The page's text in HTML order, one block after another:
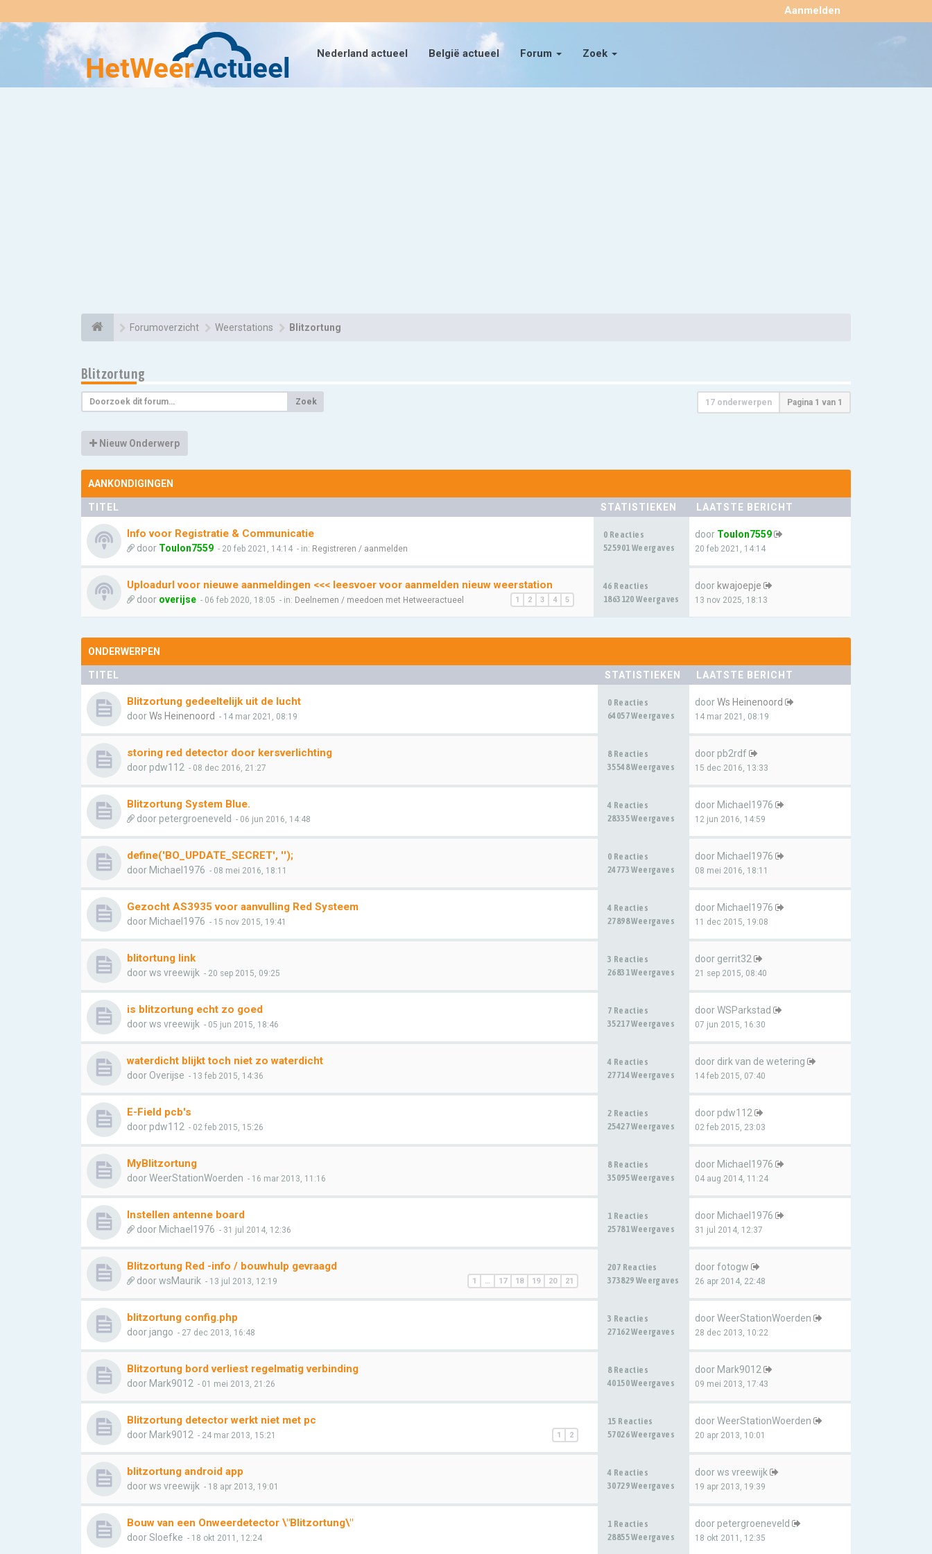
Nederland actueel België actueel Forum Zoek
Aanmelden ×
Forumoverzicht Weerstations Blitzortung
Blitzortung
Zoek 17 onderwerpen Pagina 1 van 1
Nieuw Onderwerp
AANKONDIGINGEN
TITEL STATISTIEKEN LAATSTE BERICHT
Info voor Registratie & Communicatie
door Toulon7559 - 20 feb 2021, 14:14 - in: Registreren / aanmelden
0 Reacties
525901 Weergaves
door Toulon7559
20 feb 2021, 14:14
Uploadurl voor nieuwe aanmeldingen <<< leesvoer voor aanmelden nieuw weerstation
1 2 3 4 5
door overijse - 06 feb 2020, 18:05 - in: Deelnemen / meedoen met Hetweeractueel
46 Reacties
1863120 Weergaves
door kwajoepje
13 nov 2025, 18:13
ONDERWERPEN
TITEL STATISTIEKEN LAATSTE BERICHT
Blitzortung gedeeltelijk uit de lucht
doorWs Heinenoord - 14 mar 2021, 08:19
0 Reacties
64057 Weergaves
doorWs Heinenoord
14 mar 2021, 08:19
storing red detector door kersverlichting
door pdw112 - 08 dec 2016, 21:27
8 Reacties
35548 Weergaves
door pb2rdf
15 dec 2016, 13:33
Blitzortung System Blue.
doorpetergroeneveld - 06 jun 2016, 14:48
4 Reacties
28335 Weergaves
door Michael1976
12 jun 2016, 14:59
define('BO_UPDATE_SECRET', '');
door Michael1976 - 08 mei 2016, 18:11
0 Reacties
24773 Weergaves
door Michael1976
08 mei 2016, 18:11
Gezocht AS3935 voor aanvulling Red Systeem
door Michael1976 - 15 nov 2015, 19:41
4 Reacties
27898 Weergaves
door Michael1976
11 dec 2015, 19:08
blitortung link
doorws vreewijk - 20 sep 2015, 09:25
3 Reacties
26831 Weergaves
door gerrit32
21 sep 2015, 08:40
is blitzortung echt zo goed
doorws vreewijk - 05 jun 2015, 18:46
7 Reacties
35217 Weergaves
doorWSParkstad
07 jun 2015, 16:30
waterdicht blijkt toch niet zo waterdicht
door Overijse - 13 feb 2015, 14:36
4 Reacties
27714 Weergaves
door dirk van de wetering
14 feb 2015, 07:40
E-Field pcb's
doorpdw112 - 02 feb 2015, 15:26
2 Reacties
25427 Weergaves
doorpdw112
02 feb 2015, 23:03
MyBlitzortung
doorWeerStationWoerden - 16 mar 2013, 11:16
8 Reacties
35095 Weergaves
door Michael1976
04 aug 2014, 11:24
Instellen antenne board
door Michael1976 - 31 jul 2014, 12:36
1 Reacties
25781 Weergaves
door Michael1976
31 jul 2014, 12:37
Blitzortung Red -info / bouwhulp gevraagd
1 … 17 18 19 20 21
doorwsMaurik - 13 jul 2013, 12:19
207 Reacties
373829 Weergaves
doorfotogw
26 apr 2014, 22:48
blitzortung config.php
doorjango - 27 dec 2013, 16:48
3 Reacties
27162 Weergaves
doorWeerStationWoerden
28 dec 2013, 10:22
Blitzortung bord verliest regelmatig verbinding
door Mark9012 - 01 mei 2013, 21:26
8 Reacties
40150 Weergaves
door Mark9012
09 mei 2013, 17:43
Blitzortung detector werkt niet met pc
1 2
door Mark9012 - 24 mar 2013, 15:21
15 Reacties
57026 Weergaves
doorWeerStationWoerden
20 apr 2013, 10:01
blitzortung android app
doorws vreewijk - 18 apr 2013, 19:01
4 Reacties
30729 Weergaves
doorws vreewijk
19 apr 2013, 19:39
Bouw van een Onweerdetector \"Blitzortung\"
doorSloefke - 18 okt 2011, 12:24
1 Reacties
28855 Weergaves
doorpetergroeneveld
18 okt 2011, 12:35